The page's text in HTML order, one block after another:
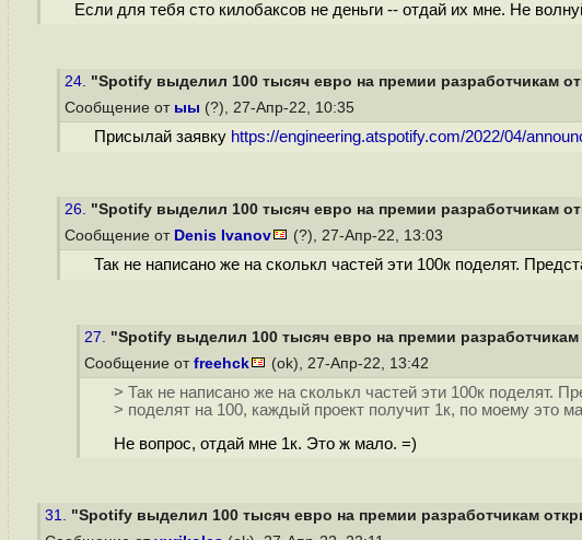
Если для тебя сто килобаксов не деньги -- отдай их мне. Не
24. "Spotify выделил 100 тысяч евро на премии разработчикам
Сообщение от ыы (?), 27-Апр-22, 10:35
Присылай заявку https://engineering.atspotify.com/2022/04/
26. "Spotify выделил 100 тысяч евро на премии разработчикам
Сообщение от Denis Ivanov (?), 27-Апр-22, 13:03
Так не написано же на сколькл частей эти 100к поделят.
27. "Spotify выделил 100 тысяч евро на премии
Сообщение от freehck (ok), 27-Апр-22, 13:42
> Так не написано же на сколькл частей эти 100к поделят.
> поделят на 100, каждый проект получит 1к, по моему это
Не вопрос, отдай мне 1к. Это ж мало. =)
31. "Spotify выделил 100 тысяч евро на премии разработчикам